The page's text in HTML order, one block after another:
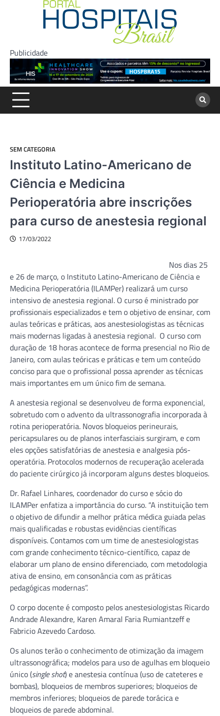
Publicidade
SEM CATEGORIA
Instituto Latino-Americano de
Ciência e Medicina
Perioperatória abre inscrições
para curso de anestesia regional
17/03/2022
Nos dias 25
e 26 de março, o Instituto Latino-Americano de Ciência e
Medicina Perioperatória (ILAMPer) realizará um curso
intensivo de anestesia regional. O curso é ministrado por
profissionais especializados e tem o objetivo de ensinar, com
aulas teóricas e práticas, aos anestesiologistas as técnicas
mais modernas ligadas à anestesia regional. O curso com
duração de 18 horas acontece de forma presencial no Rio de
Janeiro, com aulas teóricas e práticas e tem um conteúdo
conciso para que o profissional possa aprender as técnicas
mais importantes em um único fim de semana.
A anestesia regional se desenvolveu de forma exponencial,
sobretudo com o advento da ultrassonografia incorporada à
rotina perioperatória. Novos bloqueios perineurais,
pericapsulares ou de planos interfasciais surgiram, e com
eles opções satisfatórias de anestesia e analgesia pós-
operatória. Protocolos modernos de recuperação acelerada
do paciente cirúrgico já incorporam alguns destes bloqueios.
Dr. Rafael Linhares, coordenador do curso e sócio do
ILAMPer enfatiza a importância do curso. “A instituição tem
o objetivo de difundir a melhor prática médica guiada pelas
mais qualificadas e robustas evidências científicas
disponíveis. Contamos com um time de anestesiologistas
com grande conhecimento técnico-científico, capaz de
elaborar um plano de ensino diferenciado, com metodologia
ativa de ensino, em consonância com as práticas
pedagógicas modernas”.
O corpo docente é composto pelos anestesiologistas Ricardo
Andrade Alexandre, Karen Amaral Faria Rumiantzeff e
Fabricio Azevedo Cardoso.
Os alunos terão o conhecimento de otimização da imagem
ultrassonográfica; modelos para uso de agulhas em bloqueio
único (single shot) e anestesia contínua (uso de cateteres e
bombas), bloqueios de membros superiores; bloqueios de
membros inferiores; bloqueios de parede torácica e
bloqueios de parede abdominal.